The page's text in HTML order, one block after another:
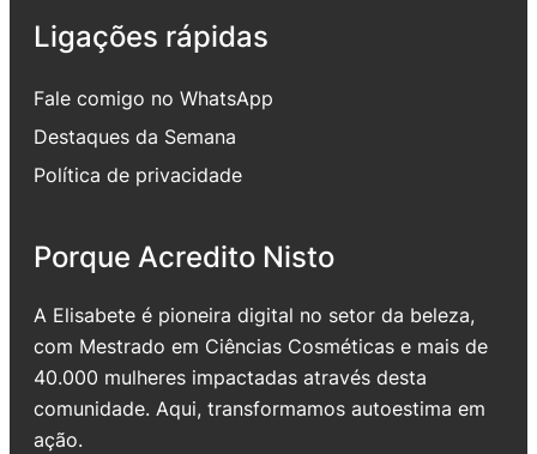
Ligações rápidas
Fale comigo no WhatsApp
Destaques da Semana
Política de privacidade
Porque Acredito Nisto
A Elisabete é pioneira digital no setor da beleza,
com Mestrado em Ciências Cosméticas e mais de
40.000 mulheres impactadas através desta
comunidade. Aqui, transformamos autoestima em
ação.